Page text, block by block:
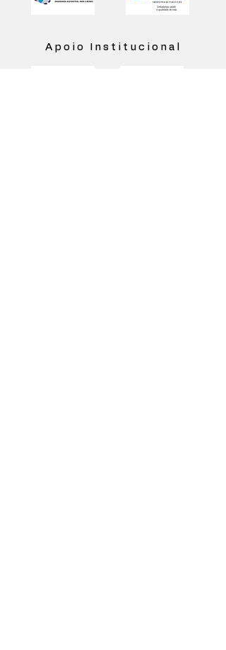
Apoio Institucional